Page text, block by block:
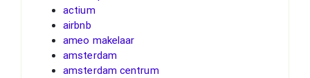
actium
airbnb
ameo makelaar
amsterdam
amsterdam centrum